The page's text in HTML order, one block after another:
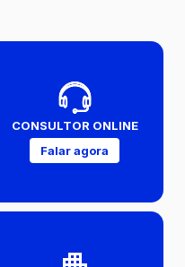
CONSULTOR ONLINE
Falar agora